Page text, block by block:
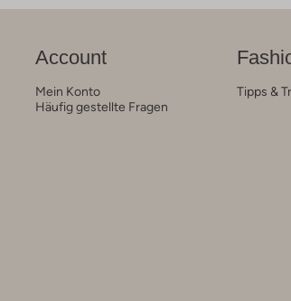
Account
Mein Konto
Häufig gestellte Fragen
Tipps &